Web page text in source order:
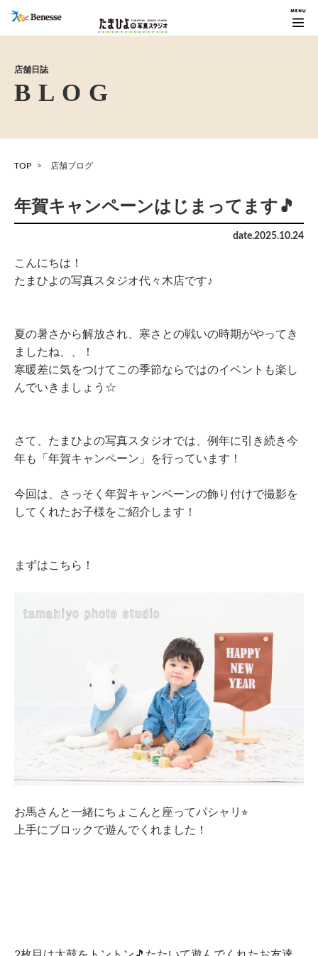
店舗日誌
TOP 店舗ブログ
年賀キャンペーンはじまってます🎵
date.2025.10.24
こんにちは！
たまひよの写真スタジオ代々木店です♪
夏の暑さから解放され、寒さとの戦いの時期がやってき
ましたね、、！
寒暖差に気をつけてこの季節ならではのイベントも楽し
んでいきましょう☆
さて、たまひよの写真スタジオでは、例年に引き続き今
年も「年賀キャンペーン」を行っています！
今回は、さっそく年賀キャンペーンの飾り付けで撮影を
してくれたお子様をご紹介します！
まずはこちら！
お馬さんと一緒にちょこんと座ってパシャリ ⭐︎
上手にブロックで遊んでくれました！